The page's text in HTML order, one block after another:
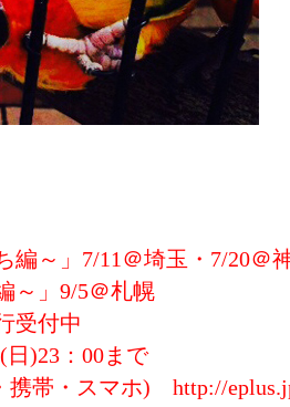
編～」7/11＠埼玉・7/20＠
～」9/5＠札幌
受付中
日)23：00まで
携帯・スマホ) http://